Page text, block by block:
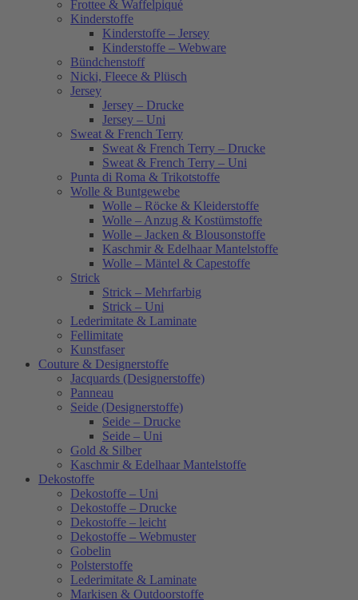
Frottee & Waffelpiqué
Kinderstoffe
Kinderstoffe – Jersey
Kinderstoffe – Webware
Bündchenstoff
Nicki, Fleece & Plüsch
Jersey
Jersey – Drucke
Jersey – Uni
Sweat & French Terry
Sweat & French Terry – Drucke
Sweat & French Terry – Uni
Punta di Roma & Trikotstoffe
Wolle & Buntgewebe
Wolle – Röcke & Kleiderstoffe
Wolle – Anzug & Kostümstoffe
Wolle – Jacken & Blousonstoffe
Kaschmir & Edelhaar Mantelstoffe
Wolle – Mäntel & Capestoffe
Strick
Strick – Mehrfarbig
Strick – Uni
Lederimitate & Laminate
Fellimitate
Kunstfaser
Couture & Designerstoffe
Jacquards (Designerstoffe)
Panneau
Seide (Designerstoffe)
Seide – Drucke
Seide – Uni
Gold & Silber
Kaschmir & Edelhaar Mantelstoffe
Dekostoffe
Dekostoffe – Uni
Dekostoffe – Drucke
Dekostoffe – leicht
Dekostoffe – Webmuster
Gobelin
Polsterstoffe
Lederimitate & Laminate
Markisen & Outdoorstoffe